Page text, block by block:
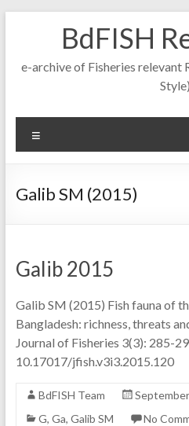
BdFISH
e-archive of Fisheries relevant
Style)
Galib SM (2015)
Galib 2015
Galib SM (2015) Fish fauna of
Bangladesh: richness, threats
Journal of Fisheries 3(3): 285-
10.17017/jfish.v3i3.2015.120
BdFISH Team
G, Ga, Galib SM No